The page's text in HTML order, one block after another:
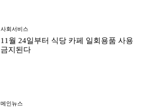
사회서비스
11월 24일부터 식당 카페 일회용품 사용
금지된다
메인뉴스